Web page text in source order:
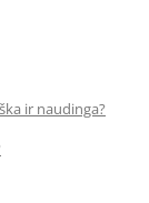
ir naudinga?